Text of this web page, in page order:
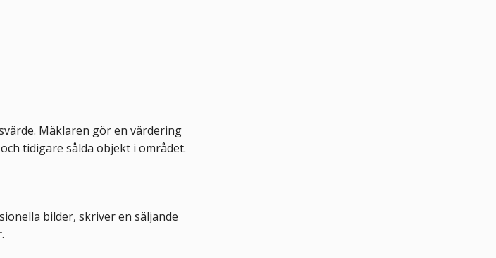
Mäklaren gör en värdering
tidigare sålda objekt i området.
bilder, skriver en säljande